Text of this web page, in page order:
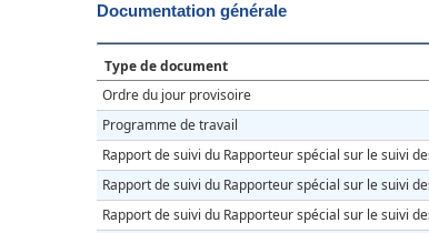
Documentation générale
Type de document
Ordre du jour provisoire
Programme de travail
Rapport de suivi du Rapporteur spécial sur le suivi
Rapport de suivi du Rapporteur spécial sur le suivi
Rapport de suivi du Rapporteur spécial sur le suivi